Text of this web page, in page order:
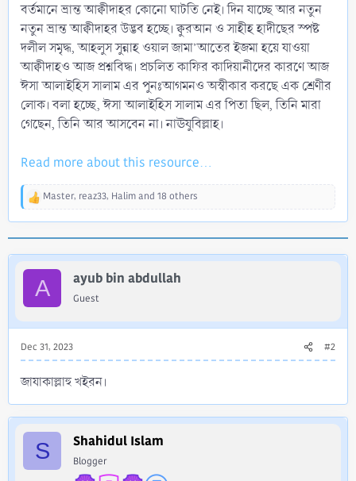
বর্তমানে ভ্রান্ত আক্বীদাহর কোনো ঘাটতি নেই। দিন যাচ্ছে আর নতুন
নতুন ভ্রান্ত আক্বীদাহর উদ্ভব হচ্ছে। ক্বুরআন ও সাহীহ হাদীছের স্পষ্ট
দলীল সমৃদ্ধ, আহলুস সুন্নাহ ওয়াল জামা’আতের ইজমা হয়ে যাওয়া
আক্বীদাহও আজ প্রশ্নবিদ্ধ। প্রচলিত কাফির কাদিয়ানীদের কারণে আজ
ঈসা আলাইহিস সালাম এর পুনঃআগমনও অস্বীকার করছে এক শ্রেণীর
লোক। বলা হচ্ছে, ঈসা আলাইহিস সালাম এর পিতা ছিল, তিনি মারা
গেছেন, তিনি আর আসবেন না। নাঊযুবিল্লাহ।
Read more about this resource...
R
:
Master, reaz33, Halimand 18 others
A ayub bin abdullah
Guest
Dec 31, 2023 #2
জাযাকাল্লাহু খইরন।
S Shahidul Islam
Blogger